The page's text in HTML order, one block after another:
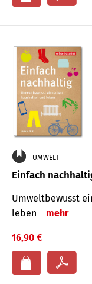
UMWELT
Einfach
Umweltbewusst
leben
mehr
16,90 €